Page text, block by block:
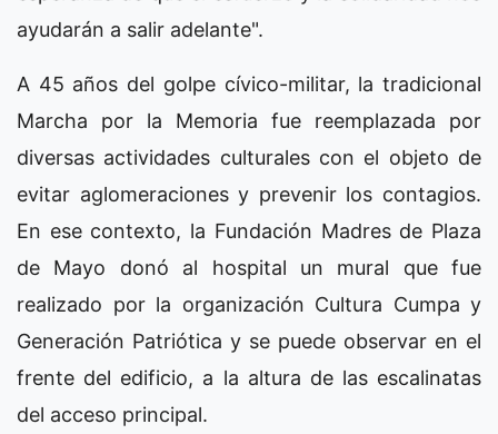
ayudarán a salir adelante".
A 45 años del golpe cívico-militar, la tradicional
Marcha por la Memoria fue reemplazada por
diversas actividades culturales con el objeto de
evitar aglomeraciones y prevenir los contagios.
En ese contexto, la Fundación Madres de Plaza
de Mayo donó al hospital un mural que fue
realizado por la organización Cultura Cumpa y
Generación Patriótica y se puede observar en el
frente del edificio, a la altura de las escalinatas
del acceso principal.